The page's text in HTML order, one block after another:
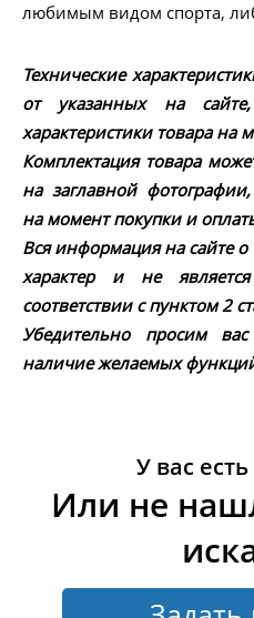
любимым видом спорта,
Технические
от указанных на сайте,
характеристики товара на
Комплектация товара
на заглавной
на момент покупки и
Вся информация на сайте
характер и не
соответствии с пунктом 2
Убедительно просим
наличие желаемых
У вас
Или не